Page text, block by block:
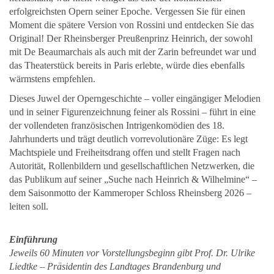
erfolgreichsten Opern seiner Epoche. Vergessen Sie für einen
Moment die spätere Version von Rossini und entdecken Sie das
Original! Der Rheinsberger Preußenprinz Heinrich, der sowohl
mit De Beaumarchais als auch mit der Zarin befreundet war und
das Theaterstück bereits in Paris erlebte, würde dies ebenfalls
wärmstens empfehlen.
Dieses Juwel der Operngeschichte – voller eingängiger Melodien
und in seiner Figurenzeichnung feiner als Rossini – führt in eine
der vollendeten französischen Intrigenkomödien des 18.
Jahrhunderts und trägt deutlich vorrevolutionäre Züge: Es legt
Machtspiele und Freiheitsdrang offen und stellt Fragen nach
Autorität, Rollenbildern und gesellschaftlichen Netzwerken, die
das Publikum auf seiner „Suche nach Heinrich & Wilhelmine“ –
dem Saisonmotto der Kammeroper Schloss Rheinsberg 2026 –
leiten soll.
Einführung
Jeweils 60 Minuten vor Vorstellungsbeginn gibt Prof. Dr. Ulrike
Liedtke – Präsidentin des Landtages Brandenburg und